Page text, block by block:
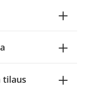
tilaus